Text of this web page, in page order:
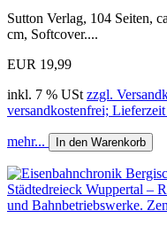
Sutton Verlag, 104 Seiten,
cm, Softcover....
EUR 19,99
inkl. 7 % USt zzgl.
versandkostenfrei;
mehr... In den Warenkorb